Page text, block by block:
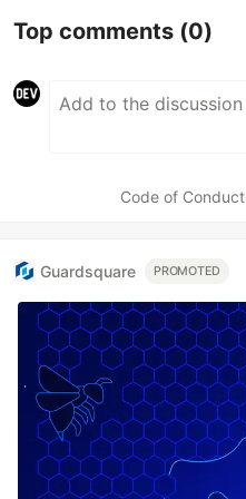
Top comments (0)
Code of Conduct
Guardsquare PROMOTED